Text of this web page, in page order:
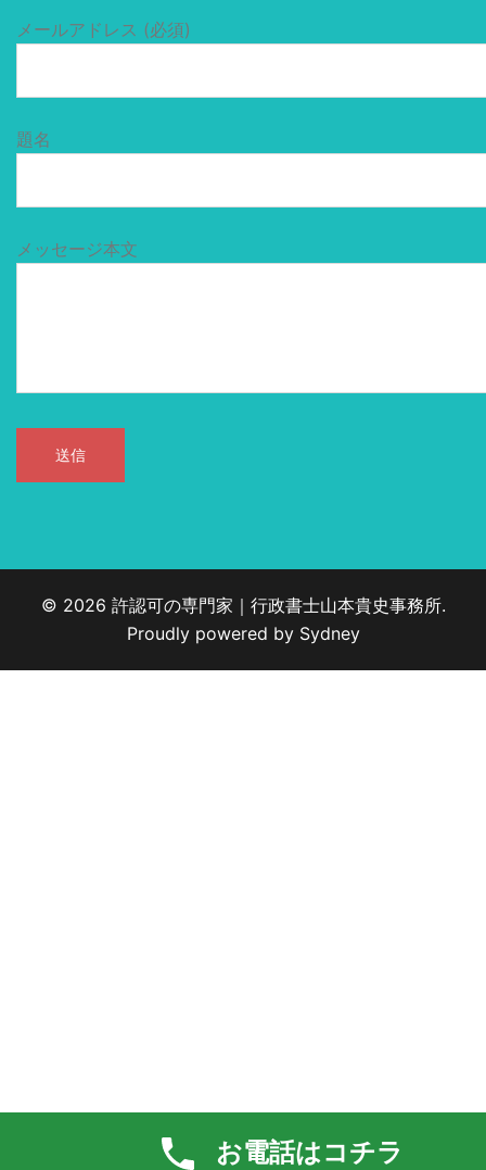
メールアドレス (必須)
題名
メッセージ本文
© 2026 許認可の専門家｜行政書士山本貴史事務所.
Proudly powered by Sydney
お電話はコチラ